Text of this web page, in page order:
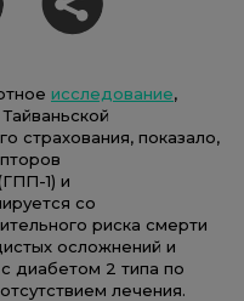
исследование,
страхования, показало,
1) и
со
риска смерти
осложнений и
диабетом 2 типа по
лечения.